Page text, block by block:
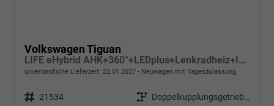
Volkswagen Tiguan
LIFE eHybrid AHK+360°+LEDplus+Lenkradheiz+IQ.Drive+ACC+AppConnect+eHeck
unverbindliche Lieferzeit: 22.01.2027 Neuwagen mit Tageszulassung
Fahrzeugnr. 21534 Getriebe
Doppelkupplungsgetriebe (DSG)